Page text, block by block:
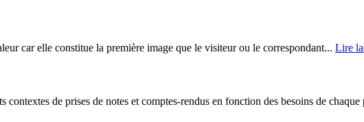
car elle constitue la première image que le visiteur ou le correspondant... Lire
de prises de notes et comptes-rendus en fonction des besoins de chaque